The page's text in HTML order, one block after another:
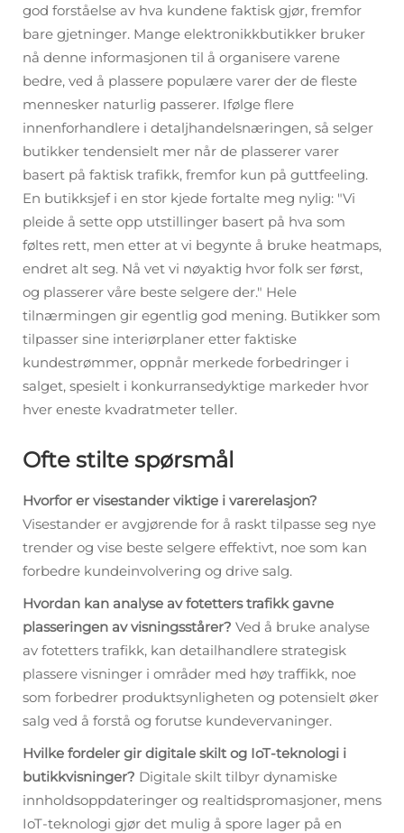
god forståelse av hva kundene faktisk gjør, fremfor
bare gjetninger. Mange elektronikkbutikker bruker
nå denne informasjonen til å organisere varene
bedre, ved å plassere populære varer der de fleste
mennesker naturlig passerer. Ifølge flere
innenforhandlere i detaljhandelsnæringen, så selger
butikker tendensielt mer når de plasserer varer
basert på faktisk trafikk, fremfor kun på guttfeeling.
En butikksjef i en stor kjede fortalte meg nylig: "Vi
pleide å sette opp utstillinger basert på hva som
føltes rett, men etter at vi begynte å bruke heatmaps,
endret alt seg. Nå vet vi nøyaktig hvor folk ser først,
og plasserer våre beste selgere der." Hele
tilnærmingen gir egentlig god mening. Butikker som
tilpasser sine interiørplaner etter faktiske
kundestrømmer, oppnår merkede forbedringer i
salget, spesielt i konkurransedyktige markeder hvor
hver eneste kvadratmeter teller.
Ofte stilte spørsmål
Hvorfor er visestander viktige i varerelasjon?
Visestander er avgjørende for å raskt tilpasse seg nye
trender og vise beste selgere effektivt, noe som kan
forbedre kundeinvolvering og drive salg.
Hvordan kan analyse av fotetters trafikk gavne
plasseringen av visningsstårer? Ved å bruke analyse
av fotetters trafikk, kan detailhandlere strategisk
plassere visninger i områder med høy traffikk, noe
som forbedrer produktsynligheten og potensielt øker
salg ved å forstå og forutse kundevervaninger.
Hvilke fordeler gir digitale skilt og IoT-teknologi i
butikkvisninger? Digitale skilt tilbyr dynamiske
innholdsoppdateringer og realtidspromasjoner, mens
IoT-teknologi gjør det mulig å spore lager på en